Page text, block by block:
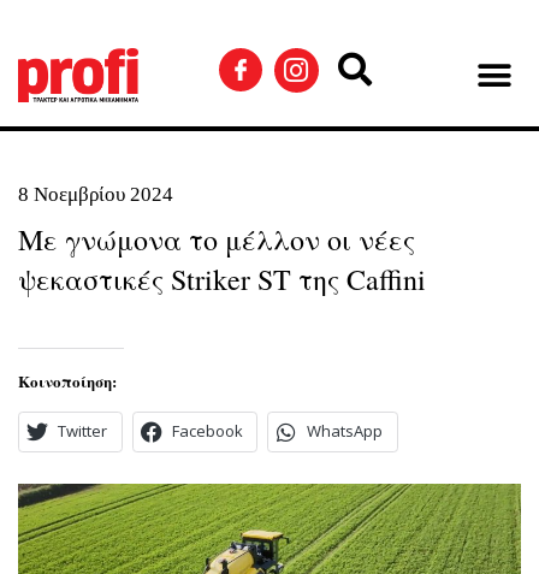
8 Νοεμβρίου 2024
Με γνώμονα το μέλλον οι νέες
ψεκαστικές Striker ST της Caffini
Κοινοποίηση:
Twitter Facebook WhatsApp